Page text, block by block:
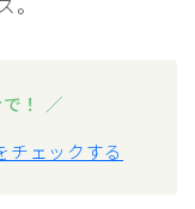
。
！ ／
チェックする